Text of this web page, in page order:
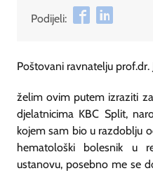
Podijeli:
Poštovani ravnatelju prof.dr.
želim ovim putem izraziti
djelatnicima KBC Split,
kojem sam bio u razdoblju
hematološki bolesnik u
ustanovu, posebno me se